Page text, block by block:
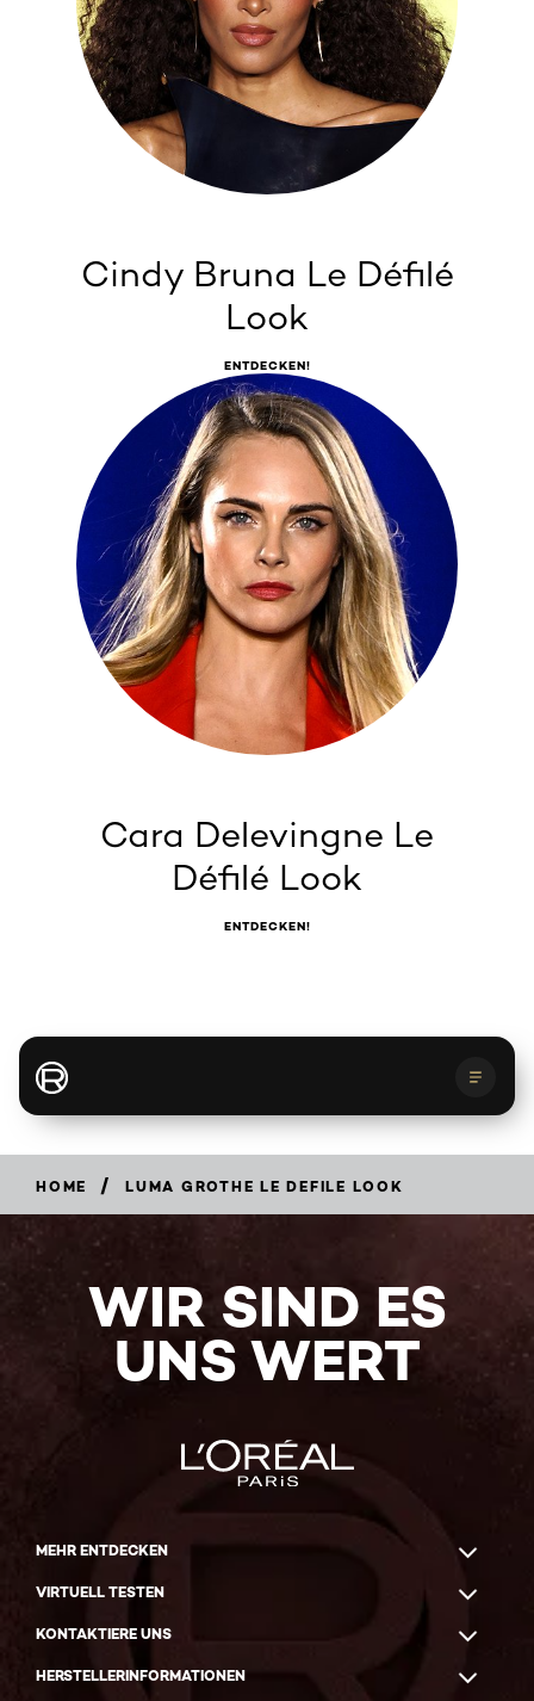
Cindy Bruna Le Défilé
Look
ENTDECKEN!
Cara Delevingne Le
Défilé Look
ENTDECKEN!
HOME / LUMA GROTHE LE DEFILE LOOK
WIR SIND ES
UNS WERT
MEHR ENTDECKEN
VIRTUELL TESTEN
KONTAKTIERE UNS
HERSTELLERINFORMATIONEN